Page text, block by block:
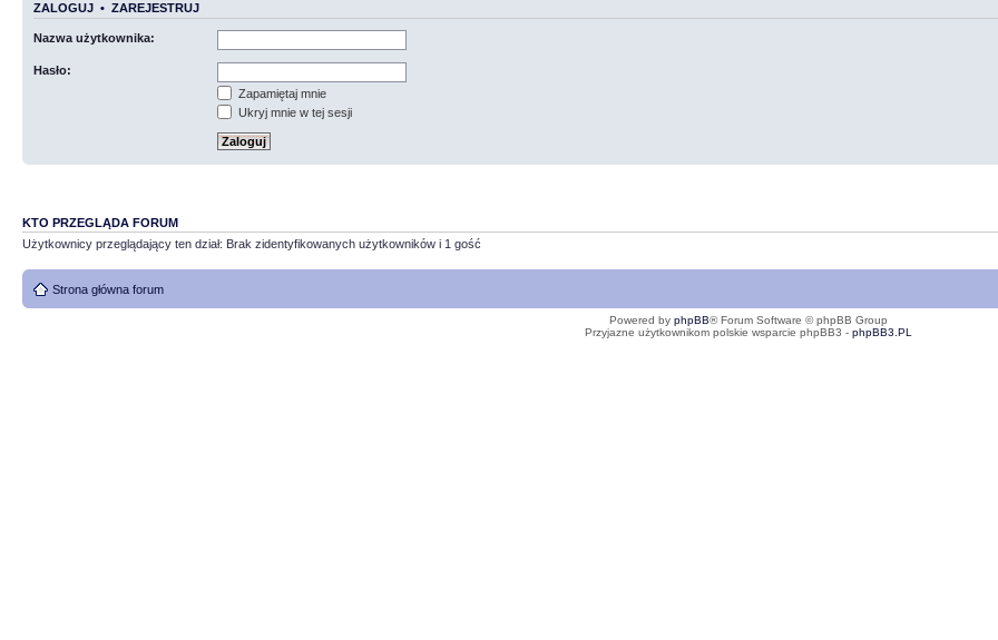
ZALOGUJ • ZAREJESTRUJ
Nazwa użytkownika:
Hasło:
Zapamiętaj mnie
Ukryj mnie w tej sesji
KTO PRZEGLĄDA FORUM
Użytkownicy przeglądający ten dział: Brak zidentyfikowanych użytkowników i 1 gość
Strona główna forum
Powered by phpBB® Forum Software © phpBB Group
Przyjazne użytkownikom polskie wsparcie phpBB3 - phpBB3.PL